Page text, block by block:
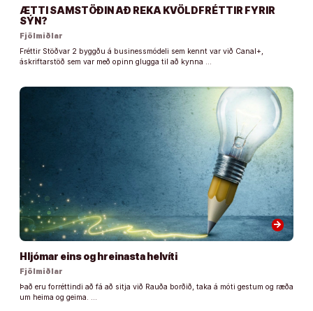
ÆTTI SAMSTÖÐIN AÐ REKA KVÖLDFRÉTTIR FYRIR
SÝN?
Fjölmiðlar
Fréttir Stöðvar 2 byggðu á businessmódeli sem kennt var við Canal+,
áskriftarstöð sem var með opinn glugga til að kynna …
arrow_forward
Hljómar eins og hreinasta helvíti
Fjölmiðlar
Það eru forréttindi að fá að sitja við Rauða borðið, taka á móti gestum og ræða
um heima og geima. …